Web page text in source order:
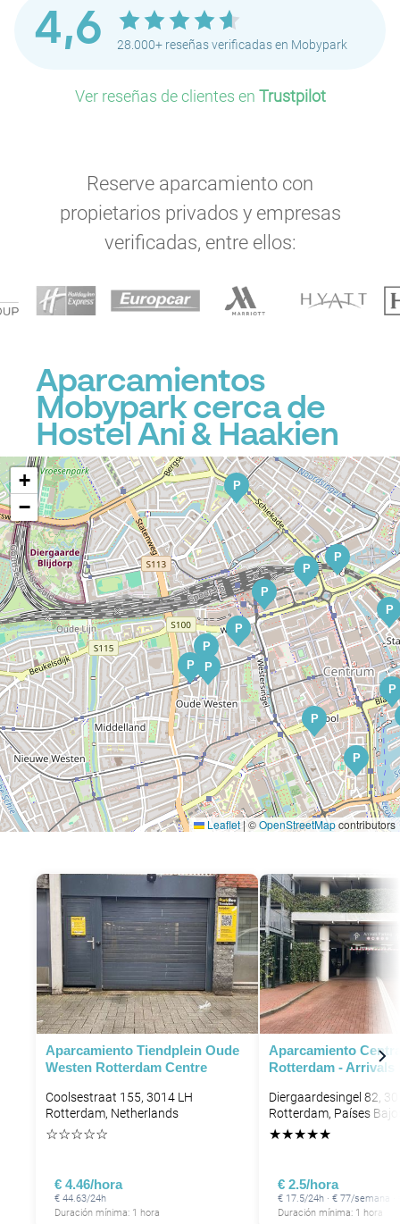
4,6 28.000+ reseñas verificadas en Mobypark
Ver reseñas de clientes en Trustpilot
Reserve aparcamiento con
propietarios privados y empresas
verificadas, entre ellos:
Aparcamientos
Mobypark cerca de
Hostel Ani & Haakien
P
P
P P
P
P
P
P
P
P
P
P
P
+
−
Leaflet|©OpenStreetMapcontributors
Aparcamiento Tiendplein Oude
Westen Rotterdam Centre
Coolsestraat 155, 3014 LH
Rotterdam, Netherlands
☆☆☆☆☆
€ 4.46/hora
€ 44.63/24h
Duración mínima: 1 hora
Aparcamiento
Rotterdam - Arrivals
Diergaardesingel 82,
Rotterdam, Países
★★★★★
€ 2.5/hora
€ 17.5/24h · € 77/semana
Duración mínima: 1 hora